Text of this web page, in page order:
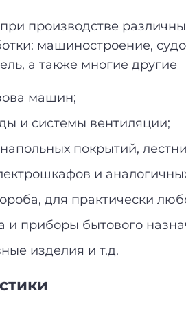
производстве
машиностроение,
а также многие другие
машин;
и системы вентиляции;
покрытий,
и
для практически
и приборы бытового
изделия и т.д.